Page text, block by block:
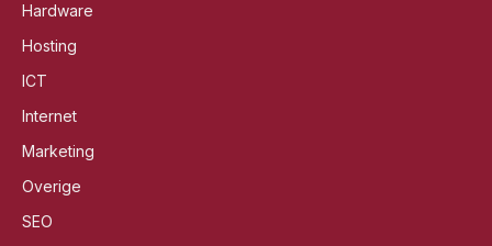
Hardware
Hosting
ICT
Internet
Marketing
Overige
SEO